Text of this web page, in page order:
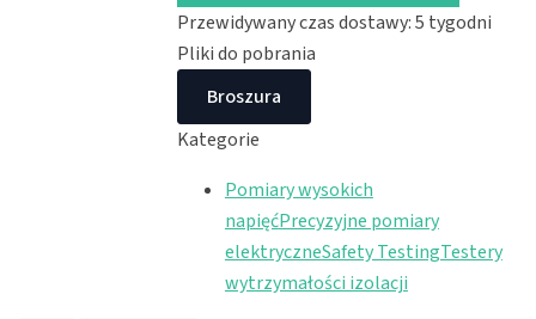
IR4018
Przewidywany czas dostawy: 5 tygodni
Pliki do pobrania
Broszura
Kategorie
Pomiary wysokich
napięćPrecyzyjne pomiary
elektryczneSafety TestingTestery
wytrzymałości izolacji